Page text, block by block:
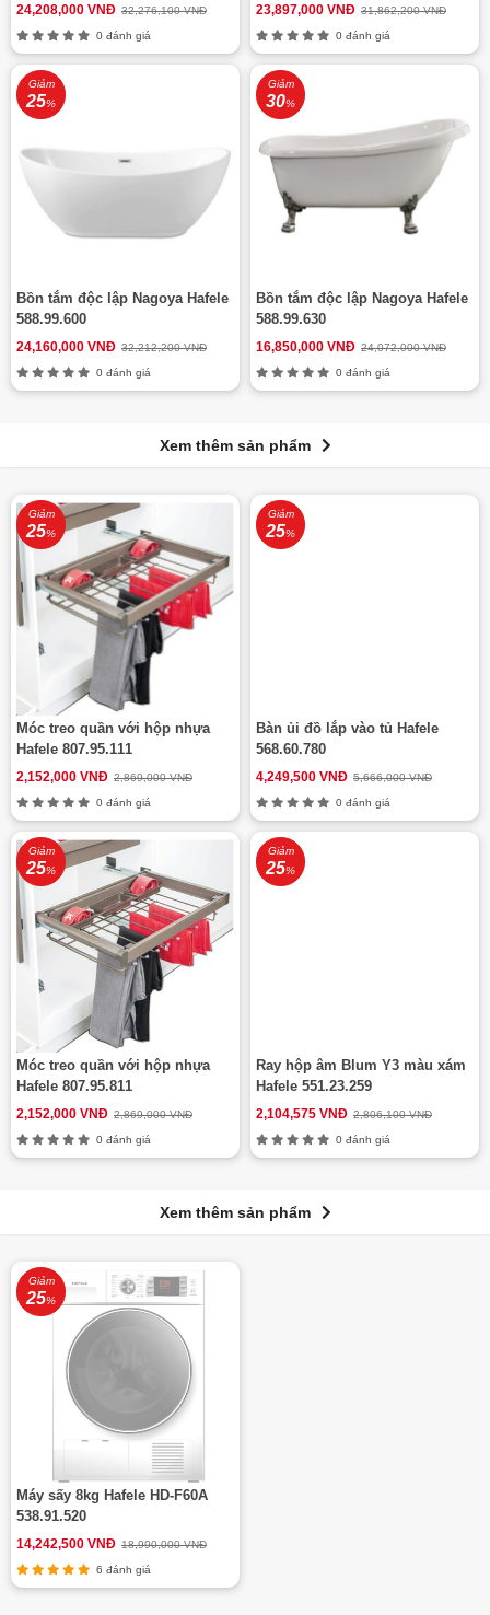
24,208,000 VNĐ 32,276,100 VNĐ
0 đánh giá
23,897,000 VNĐ 31,862,200 VNĐ
0 đánh giá
Giảm
25%
Bồn tắm độc lập Nagoya Hafele
588.99.600
24,160,000 VNĐ 32,212,200 VNĐ
0 đánh giá
Giảm
30%
Bồn tắm độc lập Nagoya Hafele
588.99.630
16,850,000 VNĐ 24,072,000 VNĐ
0 đánh giá
Xem thêm sản phẩm
Giảm
25%
Móc treo quần với hộp nhựa
Hafele 807.95.111
2,152,000 VNĐ 2,869,000 VNĐ
0 đánh giá
Giảm
25%
Bàn ủi đồ lắp vào tủ Hafele
568.60.780
4,249,500 VNĐ 5,666,000 VNĐ
0 đánh giá
Giảm
25%
Móc treo quần với hộp nhựa
Hafele 807.95.811
2,152,000 VNĐ 2,869,000 VNĐ
0 đánh giá
Giảm
25%
Ray hộp âm Blum Y3 màu xám
Hafele 551.23.259
2,104,575 VNĐ 2,806,100 VNĐ
0 đánh giá
Xem thêm sản phẩm
Giảm
25%
Máy sấy 8kg Hafele HD-F60A
538.91.520
14,242,500 VNĐ 18,990,000 VNĐ
6 đánh giá